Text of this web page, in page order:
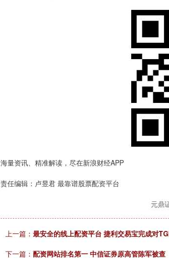
海量资讯、精准解读，尽在新浪财经APP
责任编辑：卢昱君 最靠谱股票配资平台
元鼎
上一篇： 最安全的线上配资平台 捷利交易宝完成对
下一篇： 配资网站排名第一 中信证券原高管陈军被查